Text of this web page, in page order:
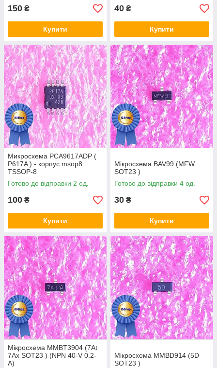
150 ₴
Купити
40 ₴
Купити
Микросхема PCA9617ADP (
P617A ) - корпус msop8
TSSOP-8
Готово до відправки 2 од.
100 ₴
Купити
Мікросхема BAV99 (MFW
SOT23 )
Готово до відправки 4 од.
30 ₴
Купити
Мікросхема MMBT3904 (7At
7Ax SOT23 ) (NPN 40-V 0.2-
A)
Мікросхема MMBD914 (5D
SOT23 )